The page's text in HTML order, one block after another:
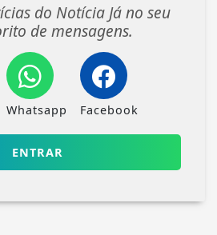
do Notícia Já no seu
de mensagens.
Whatsapp Facebook
ENTRAR